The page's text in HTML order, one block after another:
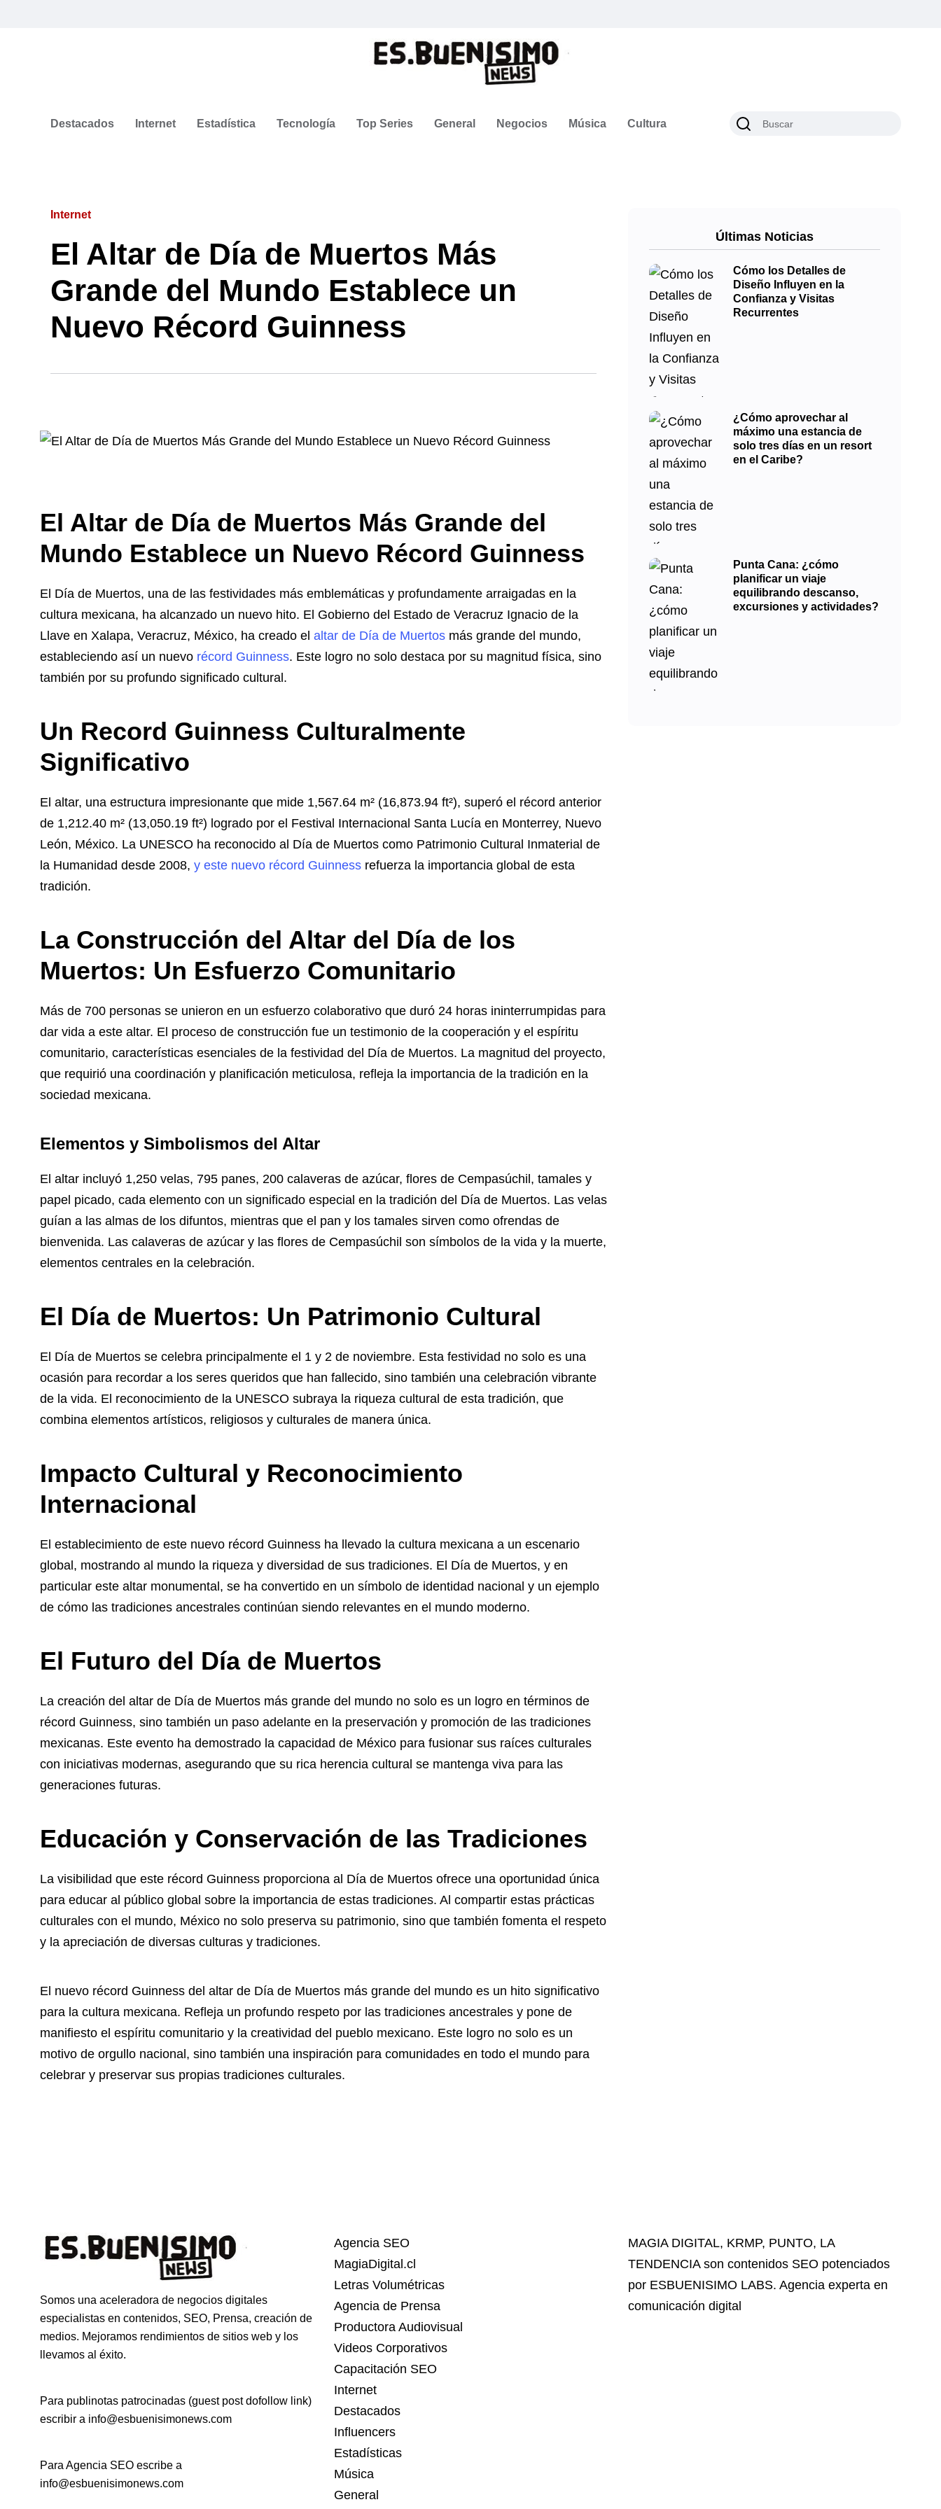
Destacados Internet Estadística Tecnología Top Series General Negocios Música Cultura
Internet
El Altar de Día de Muertos Más
Grande del Mundo Establece un
Nuevo Récord Guinness
El Altar de Día de Muertos Más Grande del
Mundo Establece un Nuevo Récord Guinness
El Día de Muertos, una de las festividades más emblemáticas y profundamente arraigadas en la
cultura mexicana, ha alcanzado un nuevo hito. El Gobierno del Estado de Veracruz Ignacio de la
Llave en Xalapa, Veracruz, México, ha creado el altar de Día de Muertos más grande del mundo,
estableciendo así un nuevo récord Guinness. Este logro no solo destaca por su magnitud física, sino
también por su profundo significado cultural.
Un Record Guinness Culturalmente
Significativo
El altar, una estructura impresionante que mide 1,567.64 m² (16,873.94 ft²), superó el récord anterior
de 1,212.40 m² (13,050.19 ft²) logrado por el Festival Internacional Santa Lucía en Monterrey, Nuevo
León, México. La UNESCO ha reconocido al Día de Muertos como Patrimonio Cultural Inmaterial de
la Humanidad desde 2008, y este nuevo récord Guinness refuerza la importancia global de esta
tradición.
La Construcción del Altar del Día de los
Muertos: Un Esfuerzo Comunitario
Más de 700 personas se unieron en un esfuerzo colaborativo que duró 24 horas ininterrumpidas para
dar vida a este altar. El proceso de construcción fue un testimonio de la cooperación y el espíritu
comunitario, características esenciales de la festividad del Día de Muertos. La magnitud del proyecto,
que requirió una coordinación y planificación meticulosa, refleja la importancia de la tradición en la
sociedad mexicana.
Elementos y Simbolismos del Altar
El altar incluyó 1,250 velas, 795 panes, 200 calaveras de azúcar, flores de Cempasúchil, tamales y
papel picado, cada elemento con un significado especial en la tradición del Día de Muertos. Las velas
guían a las almas de los difuntos, mientras que el pan y los tamales sirven como ofrendas de
bienvenida. Las calaveras de azúcar y las flores de Cempasúchil son símbolos de la vida y la muerte,
elementos centrales en la celebración.
El Día de Muertos: Un Patrimonio Cultural
El Día de Muertos se celebra principalmente el 1 y 2 de noviembre. Esta festividad no solo es una
ocasión para recordar a los seres queridos que han fallecido, sino también una celebración vibrante
de la vida. El reconocimiento de la UNESCO subraya la riqueza cultural de esta tradición, que
combina elementos artísticos, religiosos y culturales de manera única.
Impacto Cultural y Reconocimiento
Internacional
El establecimiento de este nuevo récord Guinness ha llevado la cultura mexicana a un escenario
global, mostrando al mundo la riqueza y diversidad de sus tradiciones. El Día de Muertos, y en
particular este altar monumental, se ha convertido en un símbolo de identidad nacional y un ejemplo
de cómo las tradiciones ancestrales continúan siendo relevantes en el mundo moderno.
El Futuro del Día de Muertos
La creación del altar de Día de Muertos más grande del mundo no solo es un logro en términos de
récord Guinness, sino también un paso adelante en la preservación y promoción de las tradiciones
mexicanas. Este evento ha demostrado la capacidad de México para fusionar sus raíces culturales
con iniciativas modernas, asegurando que su rica herencia cultural se mantenga viva para las
generaciones futuras.
Educación y Conservación de las Tradiciones
La visibilidad que este récord Guinness proporciona al Día de Muertos ofrece una oportunidad única
para educar al público global sobre la importancia de estas tradiciones. Al compartir estas prácticas
culturales con el mundo, México no solo preserva su patrimonio, sino que también fomenta el respeto
y la apreciación de diversas culturas y tradiciones.
El nuevo récord Guinness del altar de Día de Muertos más grande del mundo es un hito significativo
para la cultura mexicana. Refleja un profundo respeto por las tradiciones ancestrales y pone de
manifiesto el espíritu comunitario y la creatividad del pueblo mexicano. Este logro no solo es un
motivo de orgullo nacional, sino también una inspiración para comunidades en todo el mundo para
celebrar y preservar sus propias tradiciones culturales.
Últimas Noticias
Cómo los Detalles de
Diseño Influyen en la
Confianza y Visitas
Recurrentes
¿Cómo aprovechar al
máximo una estancia de
solo tres días en un resort
en el Caribe?
Punta Cana: ¿cómo
planificar un viaje
equilibrando descanso,
excursiones y actividades?
Somos una aceleradora de negocios digitales
especialistas en contenidos, SEO, Prensa, creación de
medios. Mejoramos rendimientos de sitios web y los
llevamos al éxito.
Para publinotas patrocinadas (guest post dofollow link)
escribir a info@esbuenisimonews.com
Para Agencia SEO escribe a
info@esbuenisimonews.com
Agencia SEO
MagiaDigital.cl
Letras Volumétricas
Agencia de Prensa
Productora Audiovisual
Videos Corporativos
Capacitación SEO
Internet
Destacados
Influencers
Estadísticas
Música
General
MAGIA DIGITAL, KRMP, PUNTO, LA
TENDENCIAson contenidos SEO potenciados
por ESBUENISIMO LABS. Agencia experta en
comunicación digital